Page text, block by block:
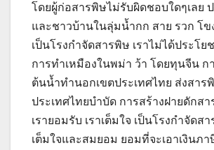
โดยผู้ก่อสารพิษไม่รับผิดชอบใดๆเลย
และชาวบ้านในลุ่มน้ำกก สาย รวก โ
เป็นโรงกำจัดสารพิษ เราไม่ได้ประโย
การทำเหมืองในพม่า ว้า โดยทุนจีน ก
ต้นน้ำทำนอกเขตประเทศไทย ส่งสาร
ประเทศไทยบำบัด การสร้างฝายดักสา
เรายอมรับ เราเต็มใจ เป็นโรงกำจัดส
เต็มใจและสมยอม ยอมที่จะเอาเงินภา